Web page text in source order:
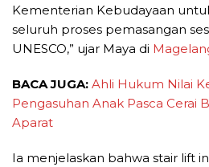
Kementerian Kebudayaan
seluruh proses pemasangan
UNESCO,” ujar Maya di
BACA JUGA: Ahli Hukum Nilai
Pengasuhan Anak Pasca Cerai
Aparat
Ia menjelaskan bahwa stair lift